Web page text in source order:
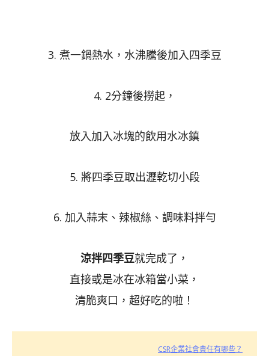
3. 煮一鍋熱水，水沸騰後加入四季豆
4. 2分鐘後撈起，
放入加入冰塊的飲用水冰鎮
5. 將四季豆取出瀝乾切小段
6. 加入蒜末、辣椒絲、調味料拌勻
涼拌四季豆就完成了，
直接或是冰在冰箱當小菜，
清脆爽口，超好吃的啦！
CSR企業社會責任有哪些？